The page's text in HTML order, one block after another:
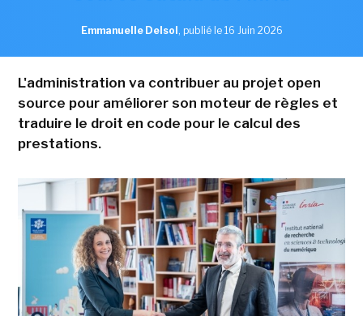
Emmanuelle Delsol , publié le 16 Juin 2026
L'administration va contribuer au projet open
source pour améliorer son moteur de règles et
traduire le droit en code pour le calcul des
prestations.